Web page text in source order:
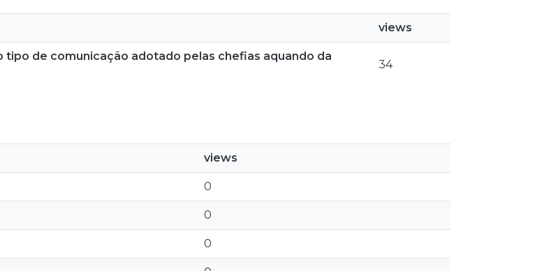
views
tipo de comunicação adotado pelas chefias aquando da
34
views
0
0
0